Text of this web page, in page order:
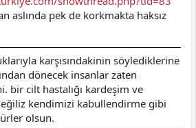
aslında pek de korkmakta haksız
karşısındakinin söylediklerine
dönecek insanlar zaten
bir cilt hastalığı kardeşim ve
kendimizi kabullendirme gibi
olsun.